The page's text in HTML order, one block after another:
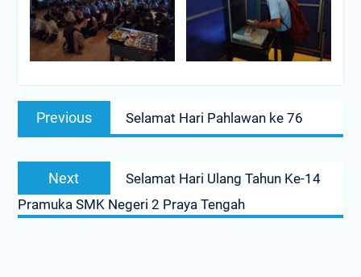
Post
navigation
Previous
Previous
post:
Selamat Hari Pahlawan ke 76
Next
Next
post:
Selamat Hari Ulang Tahun Ke-14
Pramuka SMK Negeri 2 Praya Tengah